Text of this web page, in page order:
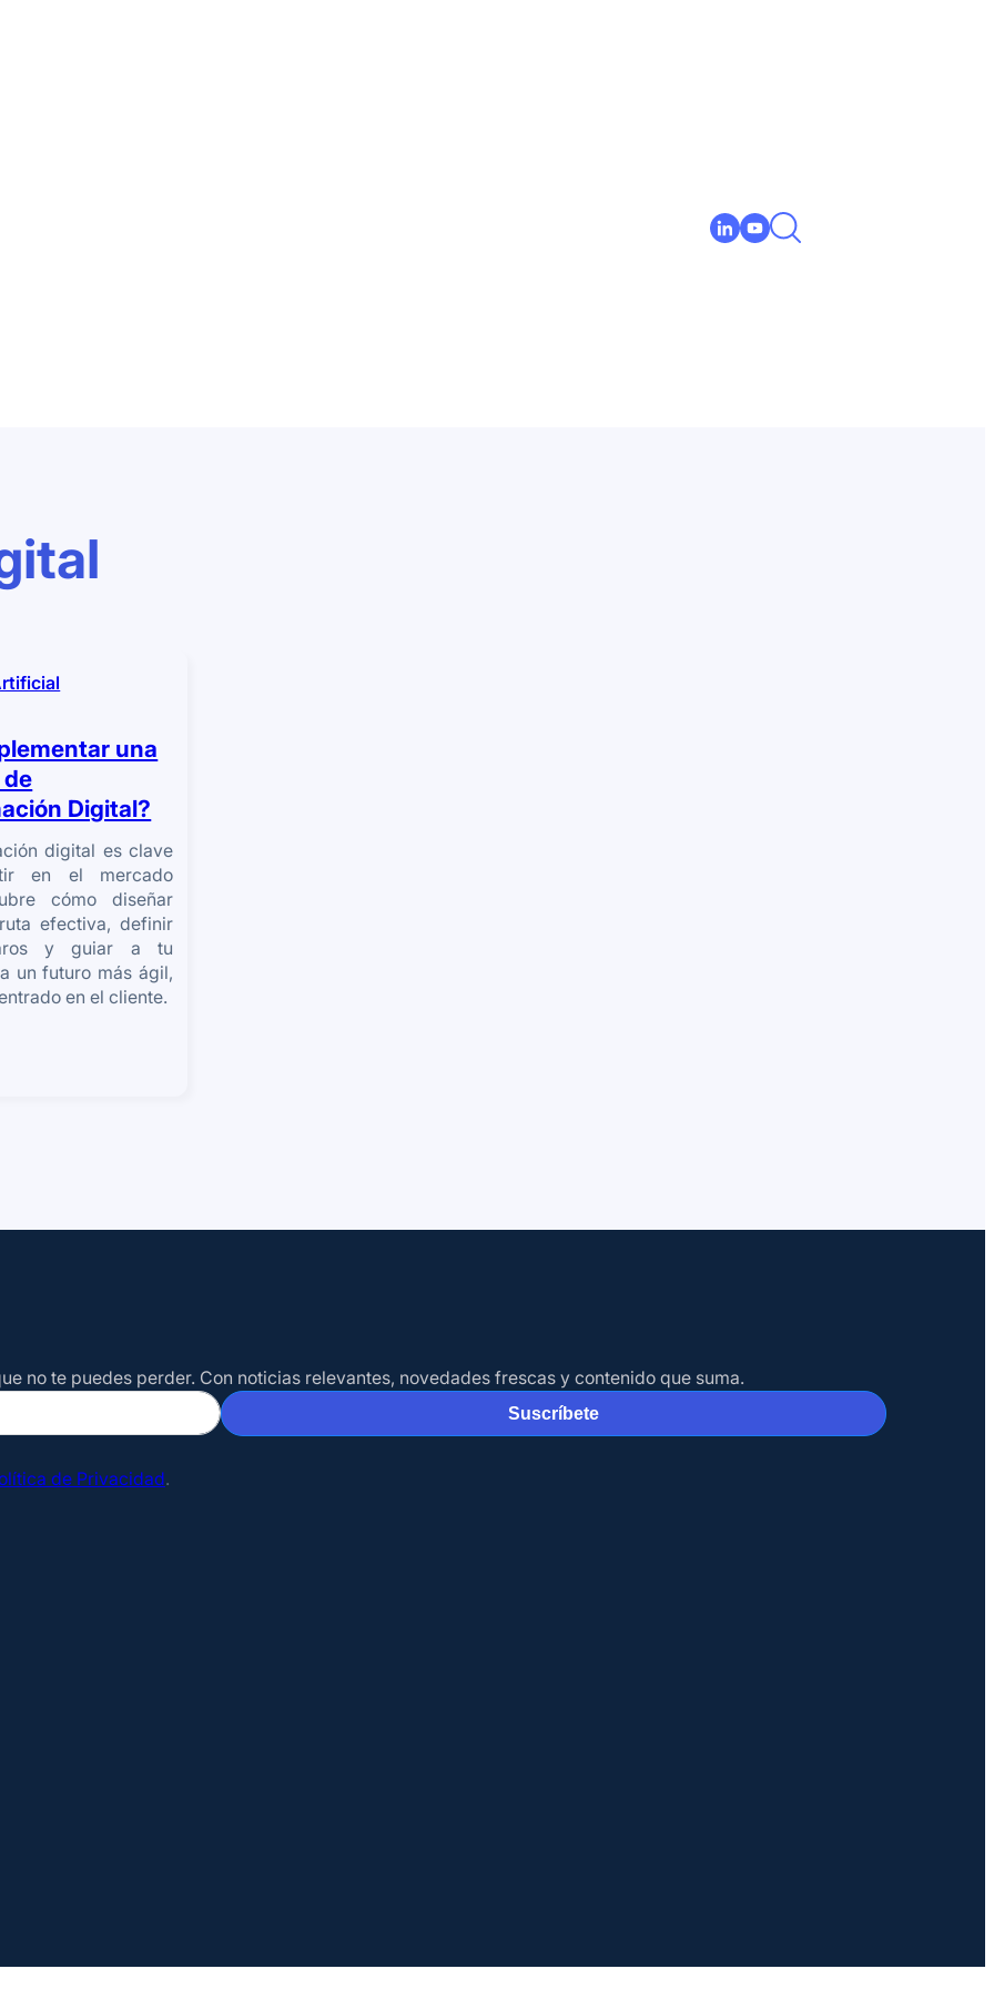
una
Digital?
digital es clave
en el mercado
cómo diseñar
efectiva, definir
y guiar a tu
un futuro más ágil,
en el cliente.
no te puedes perder. Con noticias relevantes, novedades frescas y contenido que suma.
Suscríbete
de Privacidad.